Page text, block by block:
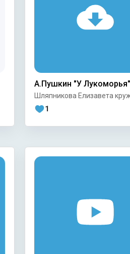
А.Пушкин "У Лукоморья"
Шляпникова Елизавета
"Волшебные строки"
1